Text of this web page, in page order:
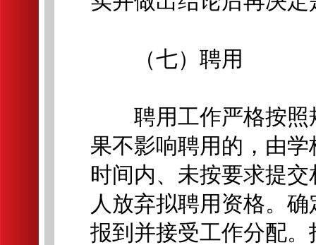
（七）聘用
聘用工作严格按照
果不影响聘用的，由
时间内、未按要求提
人放弃拟聘用资格。
报到并接受工作分配